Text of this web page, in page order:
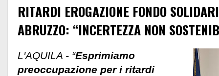
RITARDI EROGAZIONE FONDO
ABRUZZO: “INCERTEZZA NON
L'AQUILA - “Esprimiamo
preoccupazione per i ritardi